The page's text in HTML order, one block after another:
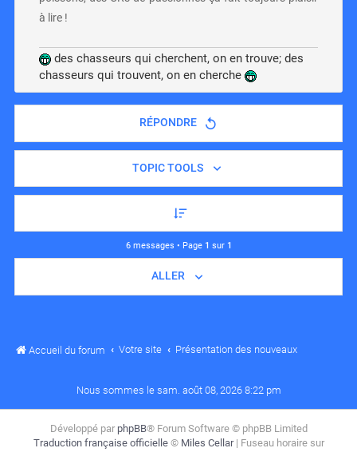
à lire !
des chasseurs qui cherchent, on en trouve; des
chasseurs qui trouvent, on en cherche
RÉPONDRE
TOPIC TOOLS
6 messages • Page 1 sur 1
ALLER
Accueil du forum Votre site Présentation des nouveaux
Nous sommes le sam. août 08, 2026 8:22 pm
Développé par phpBB® Forum Software © phpBB Limited
Traduction française officielle© Miles Cellar | Fuseau horaire sur